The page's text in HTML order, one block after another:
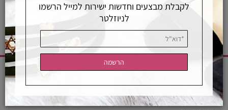
CATEGORIES
לקבלת מבצעים וחדשות ישירות למייל הרשמו
לניוזלטר